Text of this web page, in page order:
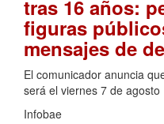
tras 16 años:
figuras
mensajes de
El comunicador anuncia
será el viernes 7 de agosto
Infobae